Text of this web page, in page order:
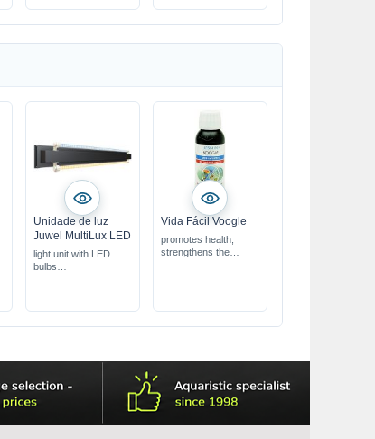
Unidade de luz
Juwel MultiLux LED
light unit with LED
bulbs
Vida Fácil Voogle
promotes health,
strengthens the
seawater